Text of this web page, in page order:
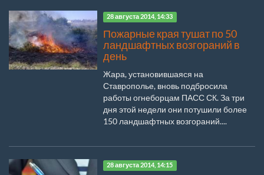
28 августа 2014, 14:33
Пожарные края тушат по 50
ландшафтных возгораний в
день
Жара, установившаяся на
Ставрополье, вновь подбросила
работы огнеборцам ПАСС СК. За три
дня этой недели они потушили более
150 ландшафтных возгораний....
28 августа 2014, 14:15